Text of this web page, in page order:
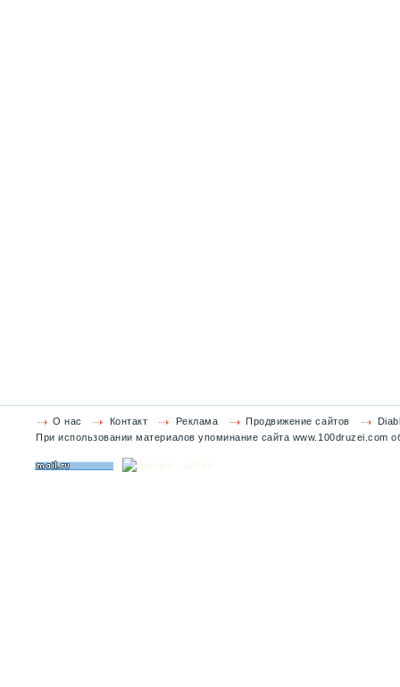
О нас Контакт Реклама Продвижение сайтов
При использовании материалов упоминание сайта www.100druzei.com